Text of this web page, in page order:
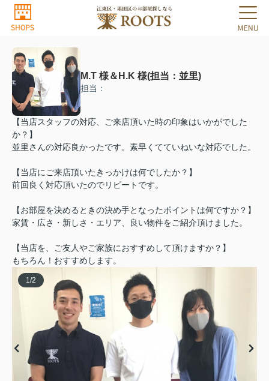
M.T 様＆H.K 様(担当：並里)
担当：
【当店スタッフの対応、ご来店頂いた時の印象はいかがでした
か？】
並里さんの対応良かったです。素早くてていねいな対応でした。
【当店にご来店頂いたきっかけは何でしたか？】
前回良く対応頂いたのでリピートです。
【お部屋を決めるときの決め手となったポイントは何ですか？】
家賃・広さ・新しさ・エリア、良い物件をご紹介頂けました。
【当店を、ご友人やご家族におすすめして頂けますか？】
もちろん！おすすめします。
1/2